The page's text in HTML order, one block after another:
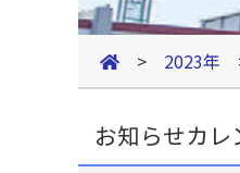
> 2023年
お知らせカレ